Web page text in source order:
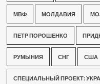
МВФ МОЛДАВИЯ
ПЕТР ПОРОШЕНКО
РУМЫНИЯ СНГ США
СПЕЦИАЛЬНЫЙ ПРОЕКТ: